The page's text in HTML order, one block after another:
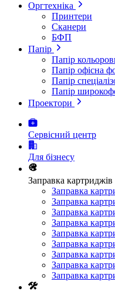
Оргтехніка
Принтери
Сканери
БФП
Папір
Папір
Папір офісна
Папір
Папір
Проектори
Сервісний центр
Для бізнесу
Заправка картриджів
Заправка
Заправка
Заправка
Заправка
Заправка
Заправка
Заправка
Заправка
Заправка